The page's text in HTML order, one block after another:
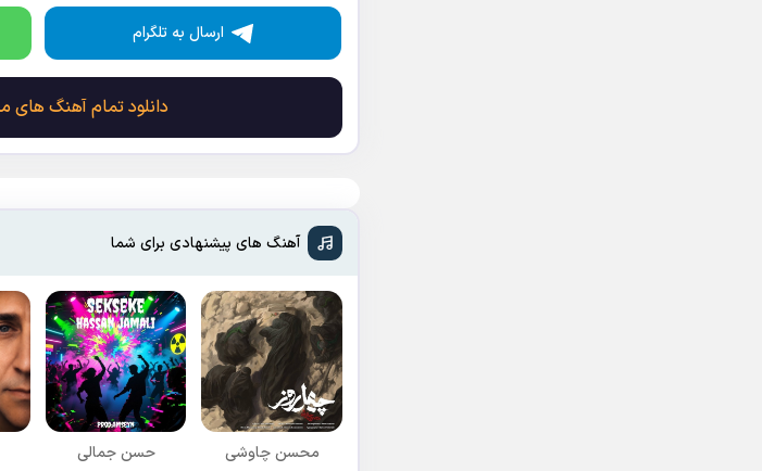
ارسال به تلگرام
دانلود تمام آهنگ های محمد سلطانی
آهنگ های پیشنهادی برای شما
محسن چاوشی حسن جمالی